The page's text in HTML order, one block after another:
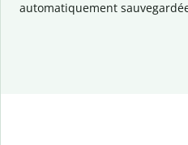
automatiquement